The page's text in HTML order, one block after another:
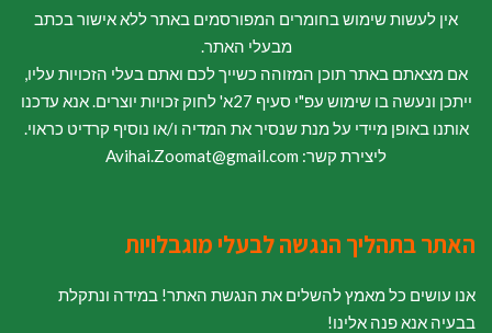
אין לעשות שימוש בחומרים המפורסמים באתר ללא אישור בכתב
מבעלי האתר.
אם מצאתם באתר תוכן המזוהה כשייך לכם ואתם בעלי הזכויות עליו,
ייתכן ונעשה בו שימוש עפ"י סעיף 27א' לחוק זכויות יוצרים. אנא עדכנו
אותנו באופן מיידי על מנת שנסיר את המדיה ו/או נוסיף קרדיט כראוי.
ליצירת קשר: Avihai.Zoomat@gmail.com
האתר בתהליך הנגשה לבעלי מוגבלויות
אנו עושים כל מאמץ להשלים את הנגשת האתר! במידה ונתקלת
בבעיה אנא פנה אלינו!